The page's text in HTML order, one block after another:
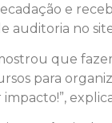
e
auditoria no
que
para